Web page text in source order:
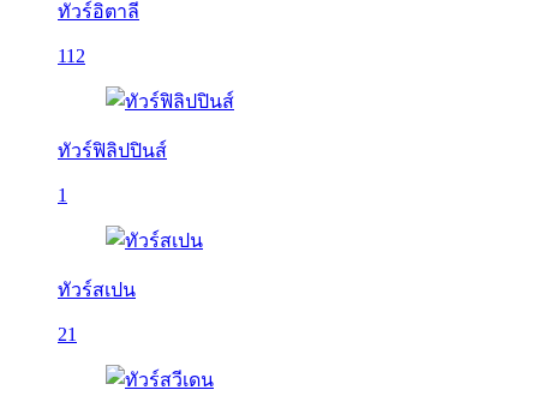
ทัวร์อิตาลี
112
ทัวร์ฟิลิปปินส์
1
ทัวร์สเปน
21